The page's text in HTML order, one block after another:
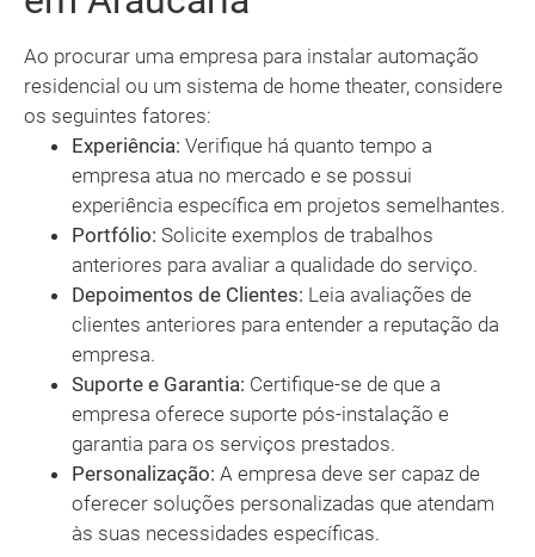
Ao procurar uma empresa para instalar automação
residencial ou um sistema de home theater, considere
os seguintes fatores:
Experiência: Verifique há quanto tempo a
empresa atua no mercado e se possui
experiência específica em projetos semelhantes.
Portfólio: Solicite exemplos de trabalhos
anteriores para avaliar a qualidade do serviço.
Depoimentos de Clientes: Leia avaliações de
clientes anteriores para entender a reputação da
empresa.
Suporte e Garantia: Certifique-se de que a
empresa oferece suporte pós-instalação e
garantia para os serviços prestados.
Personalização: A empresa deve ser capaz de
oferecer soluções personalizadas que atendam
às suas necessidades específicas.